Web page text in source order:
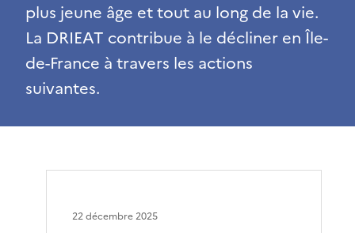
plus jeune âge et tout au long de la vie.
La DRIEAT contribue à le décliner en Île-
de-France à travers les actions
suivantes.
22 décembre 2025